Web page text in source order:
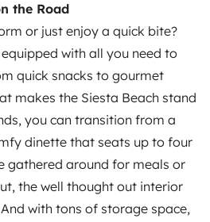
the Road
or just enjoy a quick bite?
with all you need to
quick snacks to gourmet
makes the Siesta Beach stand
you can transition from a
dinette that seats up to four
gathered around for meals or
the well thought out interior
with tons of storage space,
car